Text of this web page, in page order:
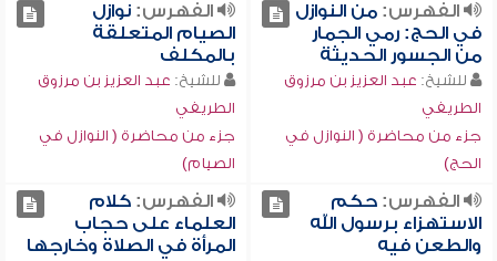
الفهرس:من النوازل
في الحج: رمي الجمار
من الجسور الحديثة
للشيخ: عبد العزيز بن مرزوق
الطريفي
جزء من محاضرة ( النوازل في
الحج)
الفهرس:نوازل
الصيام المتعلقة
بالمكلف
للشيخ: عبد العزيز بن مرزوق
الطريفي
جزء من محاضرة ( النوازل في
الصيام)
الفهرس:حكم
الاستهزاء برسول الله
والطعن فيه
الفهرس:كلام
العلماء على حجاب
المرأة في الصلاة وخارجها